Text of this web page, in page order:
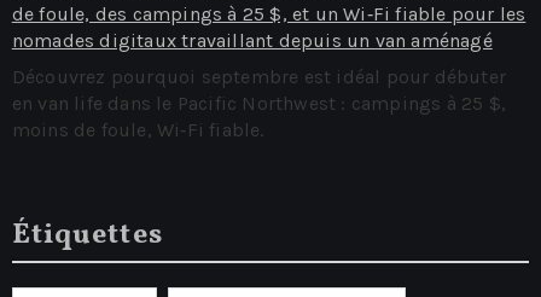
de foule, des campings à 25 $, et un Wi‑Fi fiable pour les
nomades digitaux travaillant depuis un van aménagé
Découvrez pourquoi septembre est idéal pour débuter
en van life dans le Pacific Northwest : campings à 25 $,
moins de foule, Wi‑Fi fiable.
Étiquettes